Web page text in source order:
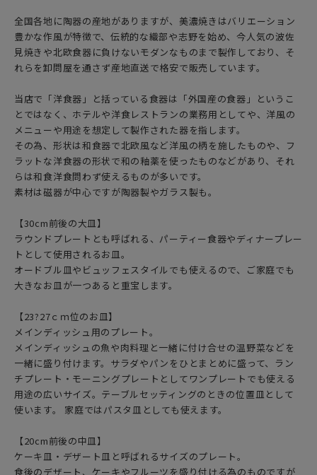
全国各地に陶器の産地がありますが、美濃焼きはバリエーション
豊かな作風が特徴で、伝統的な織部や志野を始め、今人気の波佐
見焼きや北欧食器に負けないモダンなものまで製作しており、そ
れらを卸問屋を通さず産地直送で格安で販売しています。
当店で「洋食器」と括っている食器は「外国産の食器」というこ
とではなく、ホテルや洋食レストランの業務用としてや、洋風の
メニューや用途を想定して製作された器を指します。
その為、形状は和食器で北欧風など洋風の柄を施したものや、フ
ラットな洋食器の形状で和の釉薬を使ったものなどがあり、それ
らは和食洋食問わず使えるものが多いです。
素材は磁器が中心ですが陶器製やガラス製も。
【30cm前後の大皿】
ラウンドプレートとも呼ばれる、パーティー食器やディナープレー
トとして使用されるお皿。
オードブル皿やビュッフェスタイルでも使えるので、ご家庭でも
大きなお皿が一つあると重宝します。
【23?27ｃｍ位のお皿】
メインディッシュ用のプレート。
メインディッシュの魚や肉料理と一緒に付け合せの温野菜などを
一緒に盛り付けます。サラダやパンをひとまとめに盛って、ラン
チプレート・モーニングプレートとしてワンプレートでも使える
用途の広いサイズ。テーブルセッティングのときの位置皿として
使います。 家庭ではパスタ皿としても使えます。
【20cm前後の中皿】
ケーキ皿・デザート皿と呼ばれるサイズのプレート。
食後のデザート、ケーキやフルーツを盛り付ける為のものですが